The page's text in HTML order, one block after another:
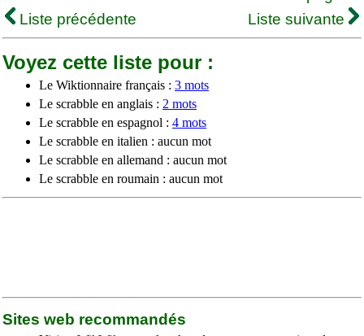
Liste précédente
Liste suivante
Voyez cette liste pour :
Le Wiktionnaire français : 3 mots
Le scrabble en anglais : 2 mots
Le scrabble en espagnol : 4 mots
Le scrabble en italien : aucun mot
Le scrabble en allemand : aucun mot
Le scrabble en roumain : aucun mot
Sites web recommandés